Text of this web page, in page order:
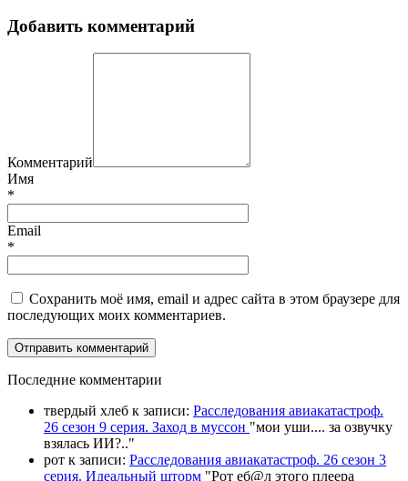
Добавить комментарий
Комментарий
Имя
*
Email
*
Сохранить моё имя, email и адрес сайта в этом браузере для
последующих моих комментариев.
Последние комментарии
твердый хлеб к записи: Расследования авиакатастроф.
26 сезон 9 серия. Заход в муссон "мои уши.... за озвучку
взялась ИИ?.."
рот к записи: Расследования авиакатастроф. 26 сезон 3
серия. Идеальный шторм "Рот еб@л этого плеера